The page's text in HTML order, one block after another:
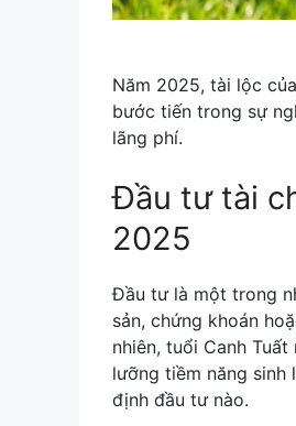
Năm 2025, tài lộc
bước tiến trong sự
lãng phí.
Đầu tư tài
2025
Đầu tư là một trong
sản, chứng khoán
nhiên, tuổi Canh
lưỡng tiềm năng
định đầu tư nào.